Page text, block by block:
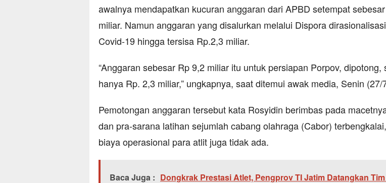
awalnya mendapatkan kucuran anggaran dari APBD setempat
miliar. Namun anggaran yang disalurkan melalui Dispora
Covid-19 hingga tersisa Rp.2,3 miliar.
“Anggaran sebesar Rp 9,2 miliar itu untuk persiapan Porpov, dipotong,
hanya Rp. 2,3 miliar,” ungkapnya, saat ditemui awak media, Senin (27/
Pemotongan anggaran tersebut kata Rosyidin berimbas pada
dan pra-sarana latihan sejumlah cabang olahraga (Cabor)
biaya operasional para atlit juga tidak ada.
Baca Juga : Dongkrak Prestasi Atlet, Pengprov TI Jatim Datangkan